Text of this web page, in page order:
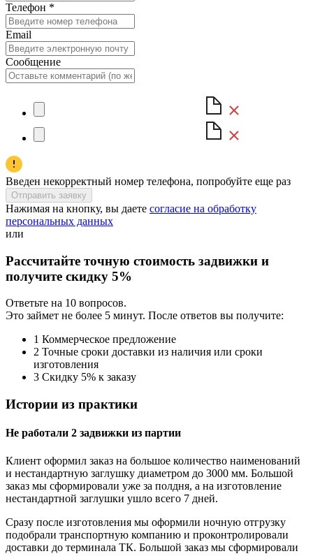
Телефон *
Email
Сообщение
Введен некорректный номер телефона, попробуйте еще раз
Отправить заявку
Нажимая на кнопку, вы даете согласие на обработку
персональных данных
или
Рассчитайте точную стоимость задвижки и
получите скидку 5%
Ответьте на 10 вопросов.
Это займет не более 5 минут. После ответов вы получите:
1 Коммерческое предложение
2 Точные сроки доставки из наличия или сроки
изготовления
3 Скидку 5% к заказу
Истории из практики
Не работали 2 задвижки из партии
Клиент оформил заказ на большое количество наименований
и нестандартную заглушку диаметром до 3000 мм. Большой
заказ мы сформировали уже за полдня, а на изготовление
нестандартной заглушки ушло всего 7 дней.
Сразу после изготовления мы оформили ночную отгрузку
подобрали транспортную компанию и проконтролировали
доставки до терминала ТК. Большой заказ мы сформировали